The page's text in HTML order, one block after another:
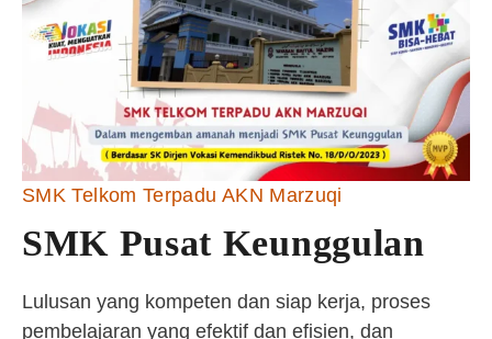
SMK Telkom Terpadu AKN Marzuqi
SMK Pusat Keunggulan
Lulusan yang kompeten dan siap kerja, proses
pembelajaran yang efektif dan efisien, dan